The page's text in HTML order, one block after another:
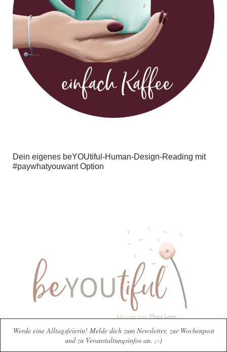
Dein eigenes beYOUtiful-Human-Design-Reading mit
#paywhatyouwant Option
Werde eine Alltagsfeierin! Melde dich zum Newsletter, zur Wochenpost
und zu Veranstaltungsinfos an. ;-)